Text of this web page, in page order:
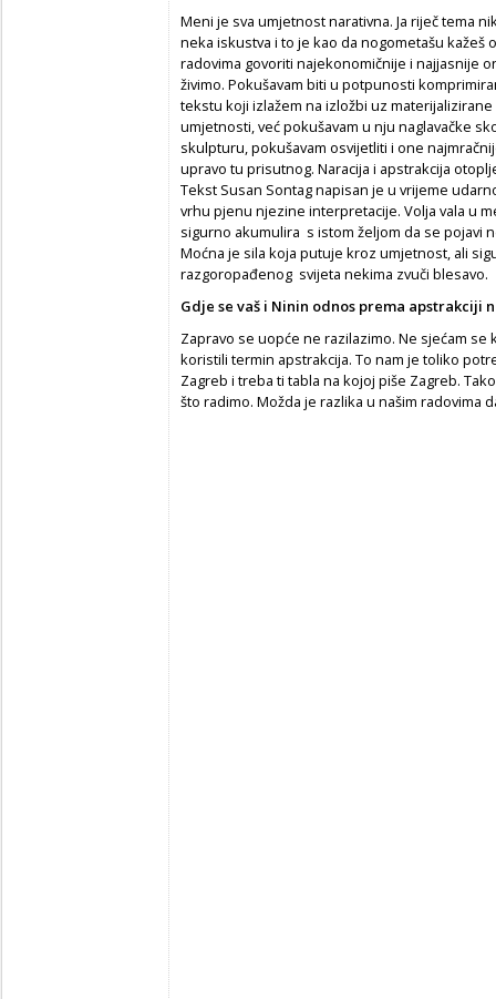
Meni je sva umjetnost narativna. Ja riječ tema
neka iskustva i to je kao da nogometašu kažeš
radovima govoriti najekonomičnije i najjasnije
živimo. Pokušavam biti u potpunosti
tekstu koji izlažem na izložbi uz
umjetnosti, već pokušavam u nju naglavačke
skulpturu, pokušavam osvijetliti i one
upravo tu prisutnog. Naracija i apstrakcija
Tekst Susan Sontag napisan je u vrijeme
vrhu pjenu njezine interpretacije. Volja vala u
sigurno akumulira s istom željom da se pojavi
Moćna je sila koja putuje kroz umjetnost, ali
razgoropađenog svijeta nekima zvuči blesavo.
Gdje se vaš i Ninin odnos prema apstrakciji
Zapravo se uopće ne razilazimo. Ne sjećam
koristili termin apstrakcija. To nam je toliko
Zagreb i treba ti tabla na kojoj piše Zagreb.
što radimo. Možda je razlika u našim radovima